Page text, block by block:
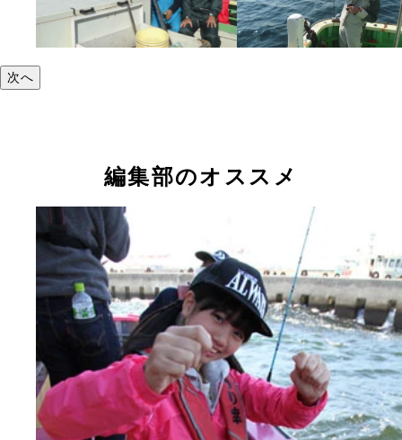
次へ
編集部のオススメ